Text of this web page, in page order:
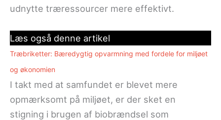
udnytte træressourcer mere effektivt.
Læs også denne artikel
Træbriketter: Bæredygtig opvarmning med fordele for miljøet
og økonomien
I takt med at samfundet er blevet mere
opmærksomt på miljøet, er der sket en
stigning i brugen af biobrændsel som